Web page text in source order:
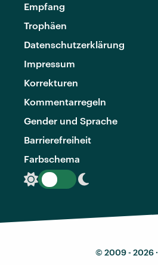
Empfang
Trophäen
Datenschutzerklärung
Impressum
Korrekturen
Kommentarregeln
Gender und Sprache
Barrierefreiheit
Farbschema
© 2009 - 2026 ·